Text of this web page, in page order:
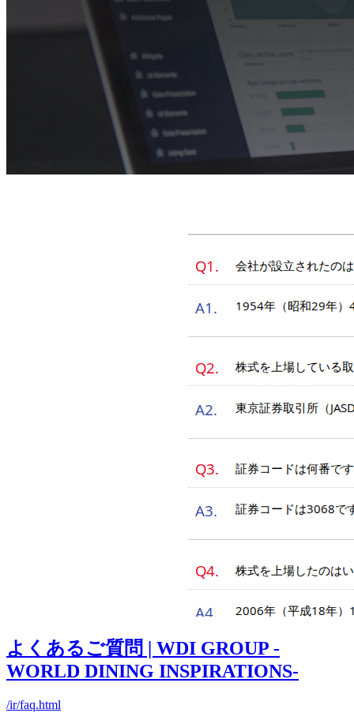
よくあるご質問 | WDI GROUP -
WORLD DINING INSPIRATIONS-
/ir/faq.html